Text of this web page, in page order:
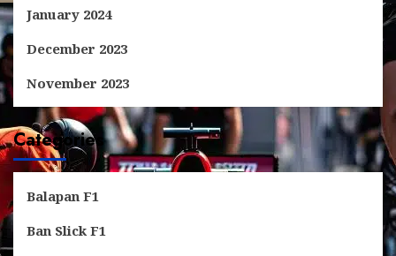
January 2024
December 2023
November 2023
Categories
Balapan F1
Ban Slick F1